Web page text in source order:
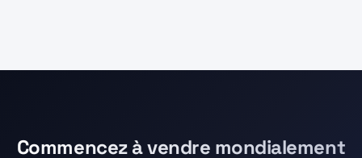
Commencez à vendre mondialement